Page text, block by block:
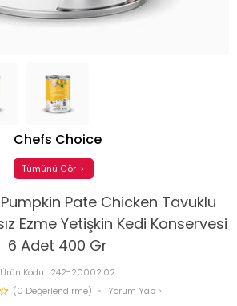
Pate Chicken Tavuklu
Ezme Yetişkin Kedi Konservesi
6 Adet 400 Gr
Ürün Kodu : 242-20002.02
(0 Değerlendirme)
Yorum Yap
Chefs Choice
Tümünü Gör